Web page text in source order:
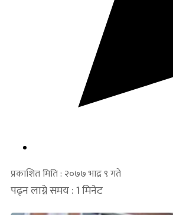
प्रकाशित मिति : २०७७ भाद्र ९ गते
पढ्न लाग्ने समय : 1 मिनेट